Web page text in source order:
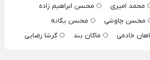
محمد امیری
محسن ابراهیم زاده
محسن چاوشی
محسن یگانه
خادمی ماکان بند گرشا رضایی